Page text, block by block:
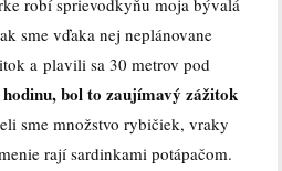
robí sprievodkyňu moja bývalá
sme vďaka nej neplánovane
a plavili sa 30 metrov pod
bol to zaujímavý zážitok
sme množstvo rybičiek, vraky
rají sardinkami potápačom.